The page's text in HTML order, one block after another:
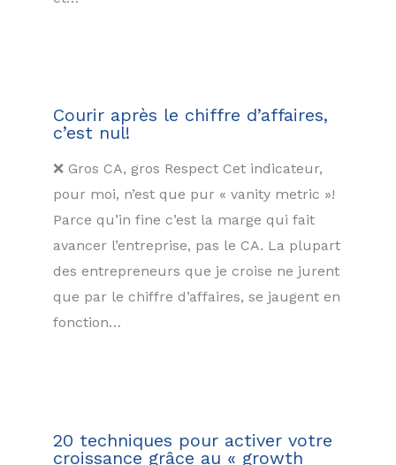
Courir après le chiffre d’affaires,
c’est nul!
❌ Gros CA, gros Respect Cet indicateur,
pour moi, n’est que pur « vanity metric »!
Parce qu’in fine c’est la marge qui fait
avancer l’entreprise, pas le CA. La plupart
des entrepreneurs que je croise ne jurent
que par le chiffre d’affaires, se jaugent en
fonction…
20 techniques pour activer votre
croissance grâce au « growth